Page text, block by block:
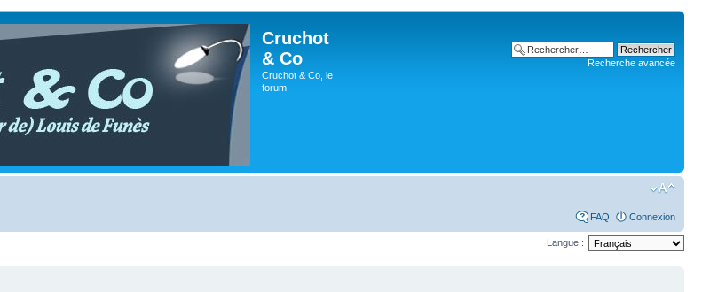
Cruchot
& Co
Cruchot & Co, le
forum
Recherche avancée
FAQ Connexion
Langue :